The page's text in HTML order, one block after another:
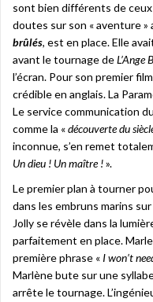
sont bien différents de ceux
doutes sur son « aventure »
brûlés, est en place. Elle
avant le tournage deL’Ange
l’écran. Pour son premier
crédible en anglais. La
Le service communication
comme la «découverte du
inconnue, s’en remet
Un dieu ! Un maître !».
Le premier plan à tourner
dans les embruns marins
Jolly se révèle dans la
parfaitement en place.
première phrase « I won’t
Marlène bute sur une
arrête le tournage.